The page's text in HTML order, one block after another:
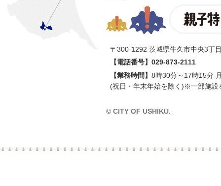
〒300-1292 茨城県牛久市中央3丁
【電話番号】 029-873-2111
【業務時間】 8時30分～17時15分
(祝日・年末年始を除く)※一部施設
© CITY OF USHIKU.